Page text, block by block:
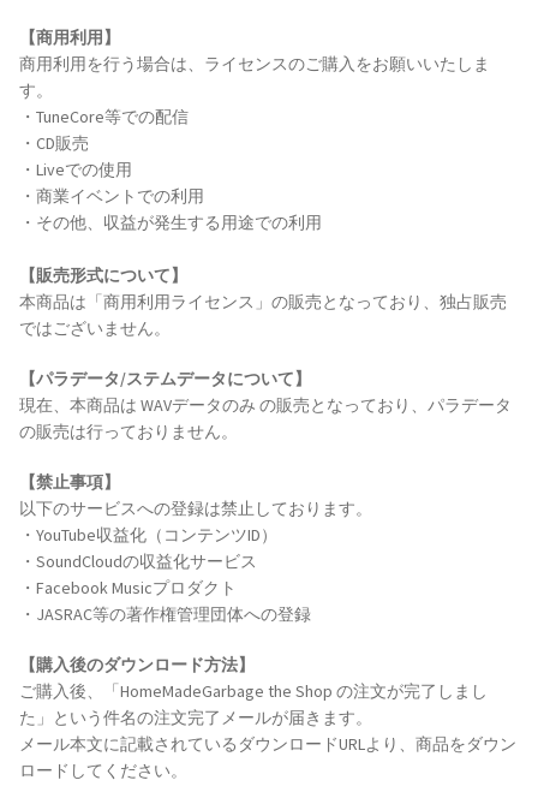
【商用利用】
商用利用を行う場合は、ライセンスのご購入をお願いいたしま
す。
・TuneCore等での配信
・CD販売
・Liveでの使用
・商業イベントでの利用
・その他、収益が発生する用途での利用
【販売形式について】
本商品は「商用利用ライセンス」の販売となっており、独占販売
ではございません。
【パラデータ/ステムデータについて】
現在、本商品は WAVデータのみ の販売となっており、パラデータ
の販売は行っておりません。
【禁止事項】
以下のサービスへの登録は禁止しております。
・YouTube収益化（コンテンツID）
・SoundCloudの収益化サービス
・Facebook Musicプロダクト
・JASRAC等の著作権管理団体への登録
【購入後のダウンロード方法】
ご購入後、「HomeMadeGarbage the Shop の注文が完了しまし
た」という件名の注文完了メールが届きます。
メール本文に記載されているダウンロードURLより、商品をダウン
ロードしてください。